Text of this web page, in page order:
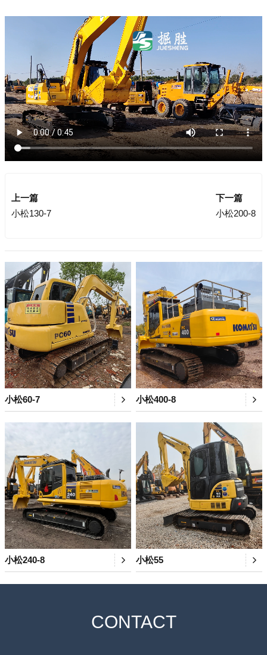
上一篇
小松130-7
下一篇
小松200-8
小松60-7 小松400-8
小松240-8 小松55
CONTACT